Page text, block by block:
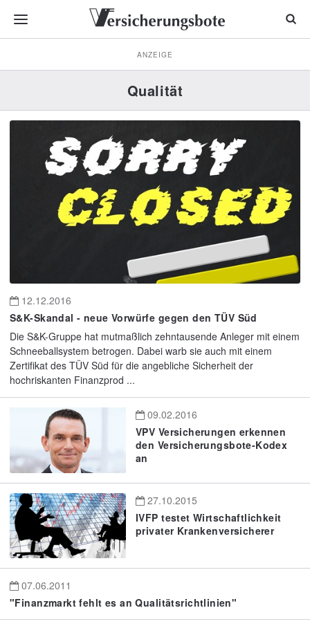
ANZEIGE
Qualität
12.12.2016
S&K-Skandal - neue Vorwürfe gegen den TÜV Süd
Die S&K-Gruppe hat mutmaßlich zehntausende Anleger mit einem
Schneeballsystem betrogen. Dabei warb sie auch mit einem
Zertifikat des TÜV Süd für die angebliche Sicherheit der
hochriskanten Finanzprod ...
09.02.2016
VPV Versicherungen erkennen
den Versicherungsbote-Kodex
an
27.10.2015
IVFP testet Wirtschaftlichkeit
privater Krankenversicherer
07.06.2011
"Finanzmarkt fehlt es an Qualitätsrichtlinien"